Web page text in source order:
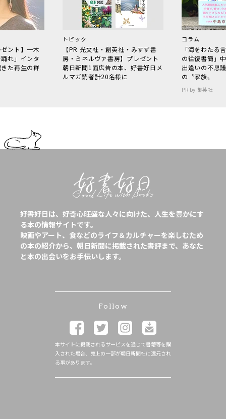
ント】一木
れ」インタ
た再生の群
トピック
【PR 光文社・創英社・みすず書
房・ミネルヴァ書房】プレゼント
朝日新聞1面広告の本、好書好日メ
ルマガ読者計20名様に
コラム
「海をわた
の往復書簡」
出逢いの不思
の〝家族〟
PR by 集英社
好書好日は、好奇心旺盛な人々に向けた、人生を豊かにす
る本の情報サイトです。
映画やアート、食などのライフ＆カルチャーを楽しむため
の本の紹介から、朝日新聞に掲載された書評まで、あなた
と本の出会いをお手伝いします。
Follow
本サイトに掲載されるサービスを通じて書籍等を購
入された場合、売上の一部が朝日新聞社に還元され
る事があります。